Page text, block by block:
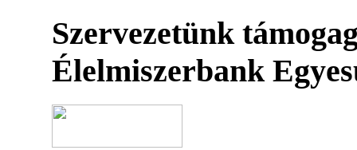
Szervezetünk
Élelmiszerbank